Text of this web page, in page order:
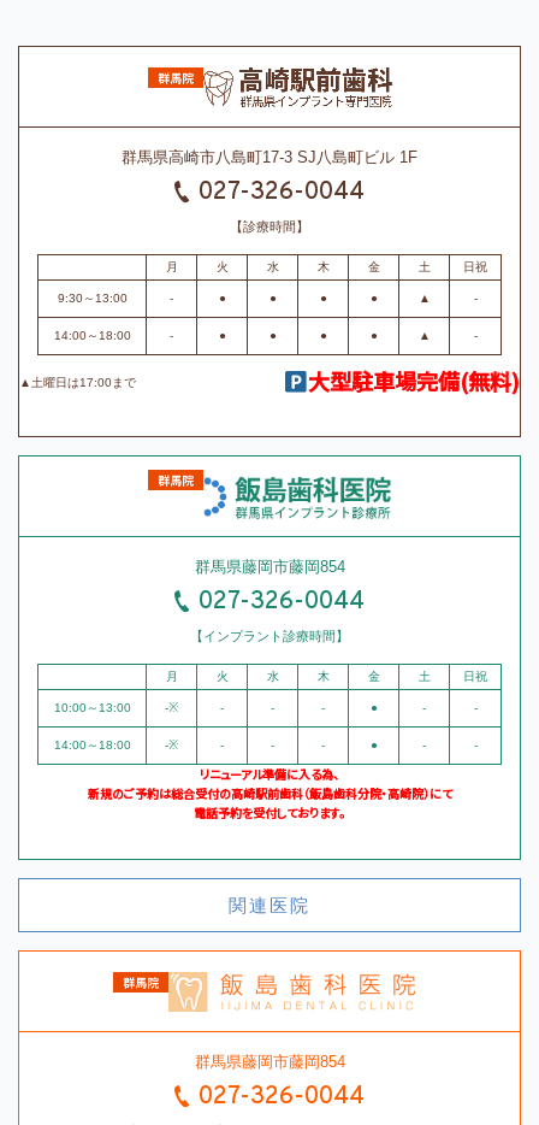
群馬県高崎市八島町17-3 SJ八島町ビル 1F
027-326-0044
【診療時間】
月 火 水 木 金 土 日祝
9:30～13:00 - ● ● ● ● ▲ -
14:00～18:00 - ● ● ● ● ▲ -
▲土曜日は17:00まで 大型駐車場完備(無料)
群馬県藤岡市藤岡854
027-326-0044
【インプラント診療時間】
月 火 水 木 金 土 日祝
10:00～13:00 -※ - - - ● - -
14:00～18:00 -※ - - - ● - -
リニューアル準備に入る為、
新規のご予約は総合受付の高崎駅前歯科（飯島歯科分院・高崎院）にて
電話予約を受付しております。
関連医院
群馬県藤岡市藤岡854
027-326-0044